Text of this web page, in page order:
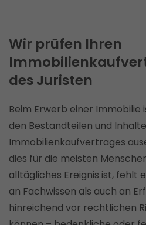
Wir prüfen Ihren
des Juristen
Beim Erwerb einer Immobilie
den Bestandteilen und
Immobilienkaufvertrages
dies für die meisten
alltägliches Ereignis ist, fehlt
an Fachwissen als auch an
hinreichend vor rechtlichen